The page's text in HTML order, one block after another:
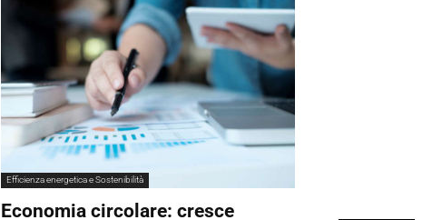
Efficienza energetica e Sostenibilità
Economia circolare: cresce